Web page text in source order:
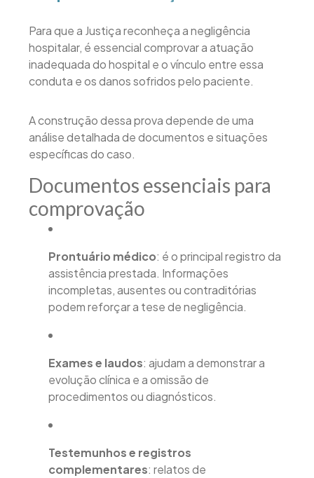
Para que a Justiça reconheça a negligência
hospitalar, é essencial comprovar a atuação
inadequada do hospital e o vínculo entre essa
conduta e os danos sofridos pelo paciente.
A construção dessa prova depende de uma
análise detalhada de documentos e situações
específicas do caso.
Documentos essenciais para
comprovação
Prontuário médico: é o principal registro da
assistência prestada. Informações
incompletas, ausentes ou contraditórias
podem reforçar a tese de negligência.
Exames e laudos: ajudam a demonstrar a
evolução clínica e a omissão de
procedimentos ou diagnósticos.
Testemunhos e registros
complementares: relatos de